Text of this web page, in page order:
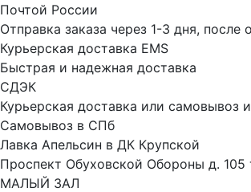
Почтой России
Отправка заказа через 1-3 дня, после
Курьерская доставка EMS
Быстрая и надежная доставка
СДЭК
Курьерская доставка или самовывоз
Самовывоз в СПб
Лавка Апельсин в ДК Крупской
Проспект Обуховской Обороны д. 105
МАЛЫЙ ЗАЛ